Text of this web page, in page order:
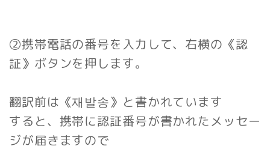
②携帯電話の番号を入力して、右横の《認
証》ボタンを押します。
翻訳前は《재발송》と書かれています
すると、携帯に認証番号が書かれたメッセー
ジが届きますので